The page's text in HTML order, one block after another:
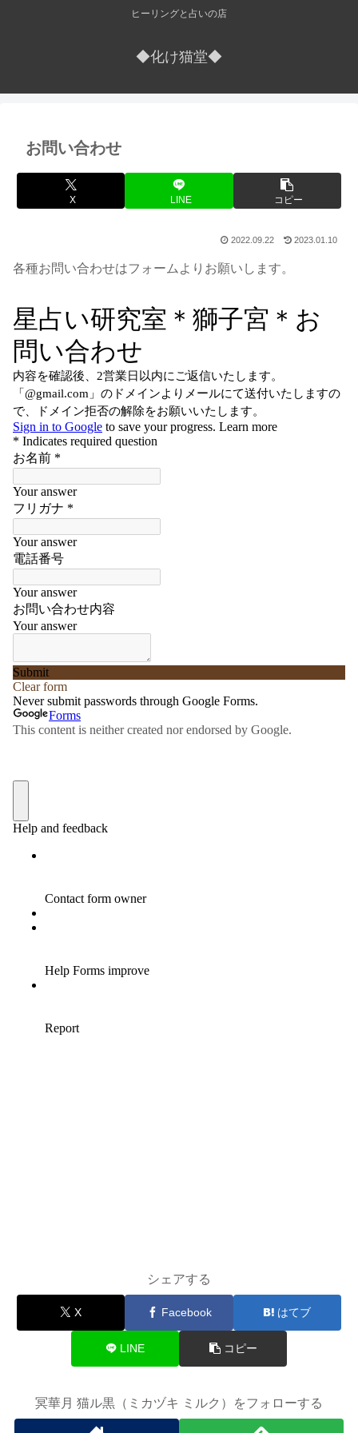
ヒーリングと占いの店
◆化け猫堂◆
お問い合わせ
X LINE コピー
2022.09.22 2023.01.10
各種お問い合わせはフォームよりお願いします。
シェアする
X Facebook はてブ
LINE コピー
冥華月 猫ル黒（ミカヅキ ミルク）をフォローする